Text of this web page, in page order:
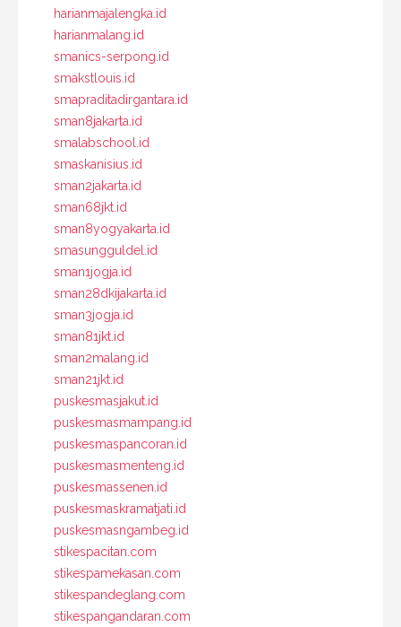
harianmajalengka.id
harianmalang.id
smanics-serpong.id
smakstlouis.id
smapraditadirgantara.id
sman8jakarta.id
smalabschool.id
smaskanisius.id
sman2jakarta.id
sman68jkt.id
sman8yogyakarta.id
smasungguldel.id
sman1jogja.id
sman28dkijakarta.id
sman3jogja.id
sman81jkt.id
sman2malang.id
sman21jkt.id
puskesmasjakut.id
puskesmasmampang.id
puskesmaspancoran.id
puskesmasmenteng.id
puskesmassenen.id
puskesmaskramatjati.id
puskesmasngambeg.id
stikespacitan.com
stikespamekasan.com
stikespandeglang.com
stikespangandaran.com